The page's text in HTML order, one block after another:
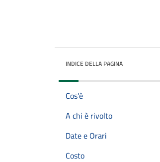
INDICE DELLA PAGINA
Cos'è
A chi è rivolto
Date e Orari
Costo